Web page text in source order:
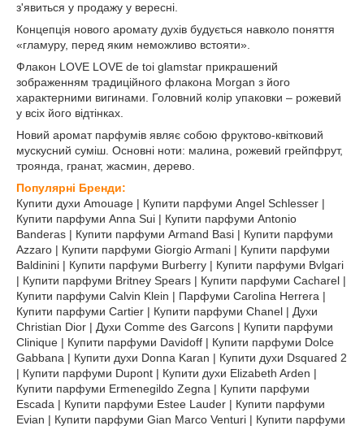
з'явиться у продажу у вересні.
Концепція нового аромату духів будується навколо поняття
«гламуру, перед яким неможливо встояти».
Флакон LOVE LOVE de toi glamstar прикрашений
зображенням традиційного флакона Morgan з його
характерними вигинами. Головний колір упаковки – рожевий
у всіх його відтінках.
Новий аромат парфумів являє собою фруктово-квітковий
мускусний суміш. Основні ноти: малина, рожевий грейпфрут,
троянда, гранат, жасмин, дерево.
Популярні Бренди:
Купити духи Amouage | Купити парфуми Angel Schlesser |
Купити парфуми Anna Sui | Купити парфуми Antonio
Banderas | Купити парфуми Armand Basi | Купити парфуми
Azzaro | Купити парфуми Giorgio Armani | Купити парфуми
Baldinini | Купити парфуми Burberry | Купити парфуми Bvlgari
| Купити парфуми Britney Spears | Купити парфуми Cacharel |
Купити парфуми Calvin Klein | Парфуми Carolina Herrera |
Купити парфуми Cartier | Купити парфуми Chanel | Духи
Christian Dior | Духи Comme des Garcons | Купити парфуми
Clinique | Купити парфуми Davidoff | Купити парфуми Dolce
Gabbana | Купити духи Donna Karan | Купити духи Dsquared 2
| Купити парфуми Dupont | Купити духи Elizabeth Arden |
Купити парфуми Ermenegildo Zegna | Купити парфуми
Escada | Купити парфуми Estee Lauder | Купити парфуми
Evian | Купити парфуми Gian Marco Venturi | Купити парфуми